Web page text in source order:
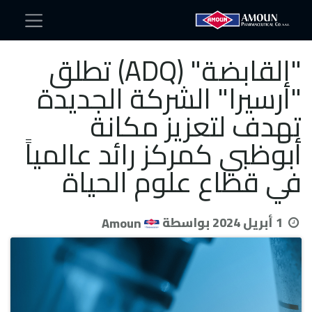
"القابضة" (ADQ) تطلق
"أرسيرا" الشركة الجديدة
تهدف لتعزيز مكانة
أبوظبي كمركز رائد عالمياً
في قطاع علوم الحياة
1 أبريل 2024 بواسطة Amoun